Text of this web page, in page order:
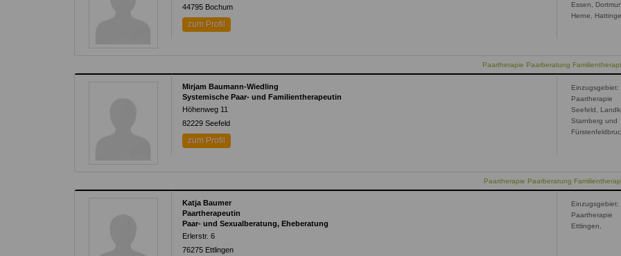
44795 Bochum
zum Profil
Essen,
Herne,
Paartherapie Paarberatung
Mirjam Baumann-Wiedling
Systemische Paar- und Familientherapeutin
Höhenweg 11
82229 Seefeld
zum Profil
Einzugsgebiet:
Paartherapie
Seefeld,
Starnberg und
Paartherapie Paarberatung
Katja Baumer
Paartherapeutin
Paar- und Sexualberatung, Eheberatung
Erlerstr. 6
76275 Ettlingen
Einzugsgebiet:
Paartherapie
Ettlingen,